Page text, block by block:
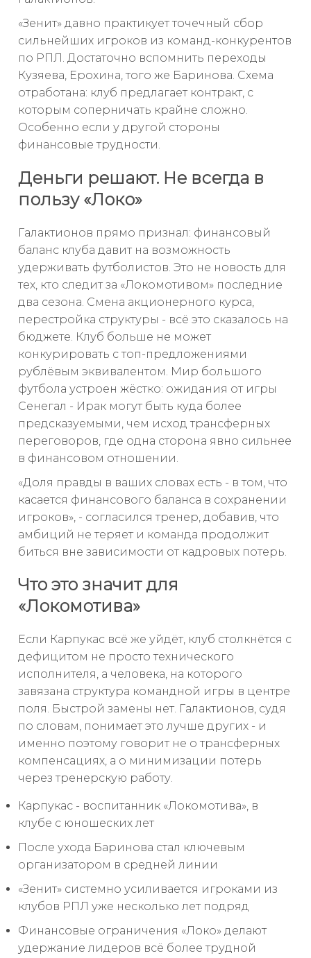
«Зенит» давно практикует точечный сбор
сильнейших игроков из команд-конкурентов
по РПЛ. Достаточно вспомнить переходы
Кузяева, Ерохина, того же Баринова. Схема
отработана: клуб предлагает контракт, с
которым соперничать крайне сложно.
Особенно если у другой стороны
финансовые трудности.
Деньги решают. Не всегда в
пользу «Локо»
Галактионов прямо признал: финансовый
баланс клуба давит на возможность
удерживать футболистов. Это не новость для
тех, кто следит за «Локомотивом» последние
два сезона. Смена акционерного курса,
перестройка структуры - всё это сказалось на
бюджете. Клуб больше не может
конкурировать с топ-предложениями
рублёвым эквивалентом. Мир большого
футбола устроен жёстко: ожидания от игры
Сенегал - Ирак могут быть куда более
предсказуемыми, чем исход трансферных
переговоров, где одна сторона явно сильнее
в финансовом отношении.
«Доля правды в ваших словах есть - в том, что
касается финансового баланса в сохранении
игроков», - согласился тренер, добавив, что
амбиций не теряет и команда продолжит
биться вне зависимости от кадровых потерь.
Что это значит для
«Локомотива»
Если Карпукас всё же уйдёт, клуб столкнётся с
дефицитом не просто технического
исполнителя, а человека, на которого
завязана структура командной игры в центре
поля. Быстрой замены нет. Галактионов, судя
по словам, понимает это лучше других - и
именно поэтому говорит не о трансферных
компенсациях, а о минимизации потерь
через тренерскую работу.
Карпукас - воспитанник «Локомотива», в
клубе с юношеских лет
После ухода Баринова стал ключевым
организатором в средней линии
«Зенит» системно усиливается игроками из
клубов РПЛ уже несколько лет подряд
Финансовые ограничения «Локо» делают
удержание лидеров всё более трудной